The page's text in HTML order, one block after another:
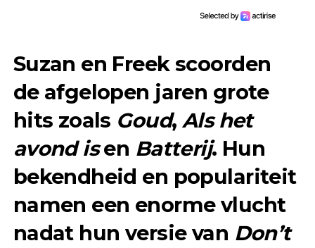
Suzan en Freek scoorden
de afgelopen jaren grote
hits zoals Goud, Als het
avond isen Batterij. Hun
bekendheid en populariteit
namen een enorme vlucht
nadat hun versie van Don’t